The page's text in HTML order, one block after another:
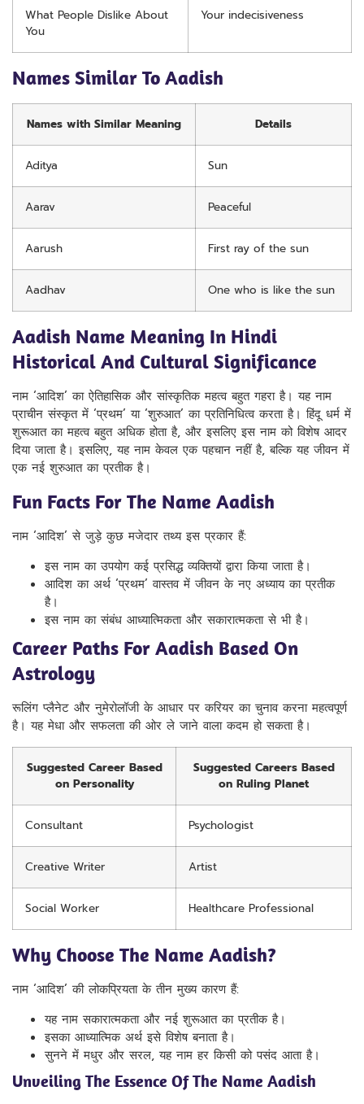
What People Dislike About
You
Your indecisiveness
Names Similar To Aadish
Names with Similar Meaning Details
Aditya Sun
Aarav Peaceful
Aarush First ray of the sun
Aadhav One who is like the sun
Aadish Name Meaning In Hindi
Historical And Cultural Significance
नाम ‘आदिश’ का ऐतिहासिक और सांस्कृतिक महत्व बहुत गहरा है। यह नाम
प्राचीन संस्कृत में ‘प्रथम’ या ‘शुरुआत’ का प्रतिनिधित्व करता है। हिंदू धर्म में
शुरूआत का महत्व बहुत अधिक होता है, और इसलिए इस नाम को विशेष आदर
दिया जाता है। इसलिए, यह नाम केवल एक पहचान नहीं है, बल्कि यह जीवन में
एक नई शुरुआत का प्रतीक है।
Fun Facts For The Name Aadish
नाम ‘आदिश’ से जुड़े कुछ मजेदार तथ्य इस प्रकार हैं:
इस नाम का उपयोग कई प्रसिद्ध व्यक्तियों द्वारा किया जाता है।
आदिश का अर्थ ‘प्रथम’ वास्तव में जीवन के नए अध्याय का प्रतीक
है।
इस नाम का संबंध आध्यात्मिकता और सकारात्मकता से भी है।
Career Paths For Aadish Based On
Astrology
रूलिंग प्लैनेट और नुमेरोलॉजी के आधार पर करियर का चुनाव करना महत्वपूर्ण
है। यह मेधा और सफलता की ओर ले जाने वाला कदम हो सकता है।
Suggested Career Based
on Personality
Suggested Careers Based
on Ruling Planet
Consultant Psychologist
Creative Writer Artist
Social Worker Healthcare Professional
Why Choose The Name Aadish?
नाम ‘आदिश’ की लोकप्रियता के तीन मुख्य कारण हैं:
यह नाम सकारात्मकता और नई शुरूआत का प्रतीक है।
इसका आध्यात्मिक अर्थ इसे विशेष बनाता है।
सुनने में मधुर और सरल, यह नाम हर किसी को पसंद आता है।
Unveiling The Essence Of The Name Aadish